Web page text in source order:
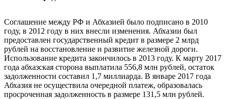
Соглашение между РФ и Абхазией было подписано в 2010
году, в 2012 году в них внесли изменения. Абхазии был
предоставлен государственный кредит в размере 2 млрд
рублей на восстановление и развитие железной дороги.
Использование кредита закончилось в 2013 году. К марту 2017
года абхазская сторона выплатила 556,8 млн рублей, остаток
задолженности составил 1,7 миллиарда. В январе 2017 года
Абхазия не осуществила очередной платеж, образовалась
просроченная задолженность в размере 131,5 млн рублей.